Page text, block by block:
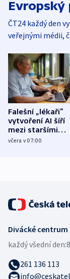
Evropský
ČT24 každý den
veřejnými médii,
Falešní „lékaři“
vytvoření AI šíří
mezi staršími
Poláky
včera v 07:00
Divácké centrum
každý všední den:
261 136 113